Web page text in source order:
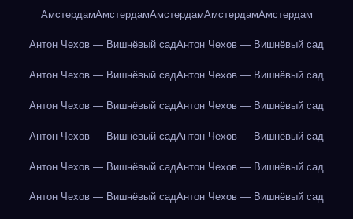
АмстердамАмстердамАмстердамАмстердамАмстердам
Антон Чехов — Вишнёвый садАнтон Чехов — Вишнёвый сад
Антон Чехов — Вишнёвый садАнтон Чехов — Вишнёвый сад
Антон Чехов — Вишнёвый садАнтон Чехов — Вишнёвый сад
Антон Чехов — Вишнёвый садАнтон Чехов — Вишнёвый сад
Антон Чехов — Вишнёвый садАнтон Чехов — Вишнёвый сад
Антон Чехов — Вишнёвый садАнтон Чехов — Вишнёвый сад